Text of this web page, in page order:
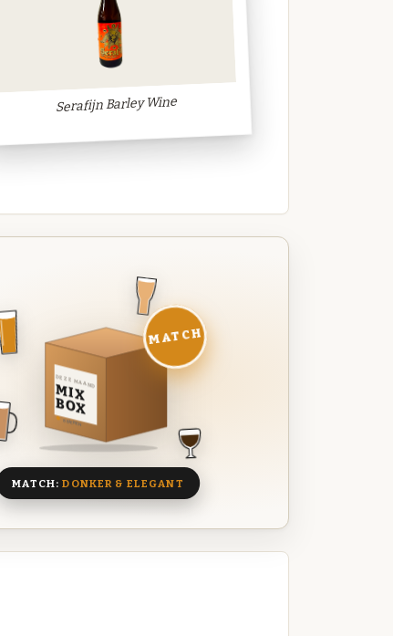
Serafijn Barley Wine
DEZE MAAND
MIX
BOX
8 BIEREN
MATCH
MATCH:DONKER & ELEGANT